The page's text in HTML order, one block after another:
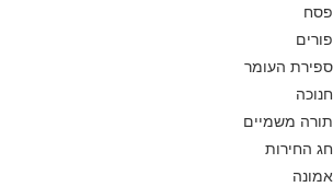
פסח
פורים
ספירת העומר
חנוכה
תורה משמיים
חג החירות
אמונה